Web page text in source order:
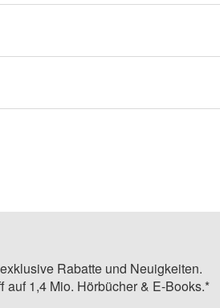
Rabatte und Neuigkeiten.
auf 1,4 Mio. Hörbücher & E-Books.*